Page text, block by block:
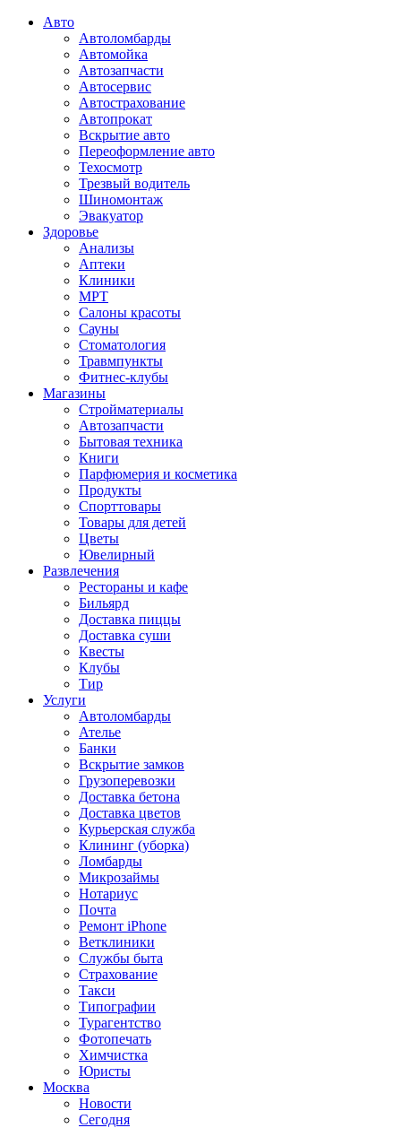
Авто
Автоломбарды
Автомойка
Автозапчасти
Автосервис
Автострахование
Автопрокат
Вскрытие авто
Переоформление авто
Техосмотр
Трезвый водитель
Шиномонтаж
Эвакуатор
Здоровье
Анализы
Аптеки
Клиники
МРТ
Салоны красоты
Сауны
Стоматология
Травмпункты
Фитнес-клубы
Магазины
Стройматериалы
Автозапчасти
Бытовая техника
Книги
Парфюмерия и косметика
Продукты
Спорттовары
Товары для детей
Цветы
Ювелирный
Развлечения
Рестораны и кафе
Бильярд
Доставка пиццы
Доставка суши
Квесты
Клубы
Тир
Услуги
Автоломбарды
Ателье
Банки
Вскрытие замков
Грузоперевозки
Доставка бетона
Доставка цветов
Курьерская служба
Клининг (уборка)
Ломбарды
Микрозаймы
Нотариус
Почта
Ремонт iPhone
Ветклиники
Службы быта
Страхование
Такси
Типографии
Турагентство
Фотопечать
Химчистка
Юристы
Москва
Новости
Сегодня